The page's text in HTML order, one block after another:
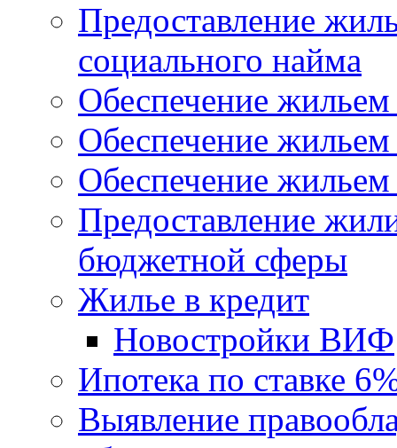
Предоставление
социального найма
Обеспечение
Обеспечение
Обеспечение жильем
Предоставление
бюджетной сферы
Жилье в кредит
Новостройки ВИФ
Ипотека по ставке
Выявление